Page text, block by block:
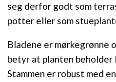
seg derfor godt som
potter eller som
Bladene er mørkegrønne
betyr at planten
Stammen er robust med